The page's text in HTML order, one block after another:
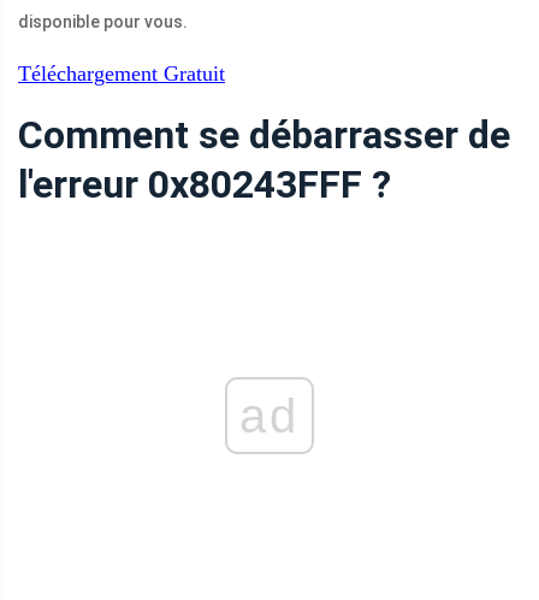
disponible pour vous.
Téléchargement Gratuit
Comment se débarrasser de
l'erreur 0x80243FFF ?
ad